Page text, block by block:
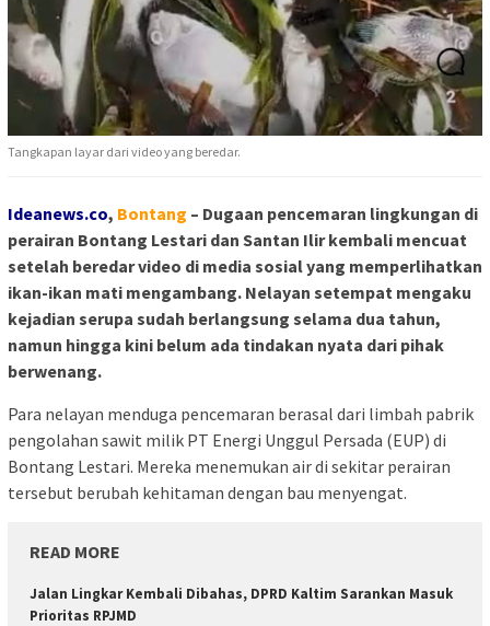
Tangkapan layar dari video yang beredar.
Ideanews.co, Bontang – Dugaan pencemaran lingkungan di
perairan Bontang Lestari dan Santan Ilir kembali mencuat
setelah beredar video di media sosial yang memperlihatkan
ikan-ikan mati mengambang. Nelayan setempat mengaku
kejadian serupa sudah berlangsung selama dua tahun,
namun hingga kini belum ada tindakan nyata dari pihak
berwenang.
Para nelayan menduga pencemaran berasal dari limbah pabrik
pengolahan sawit milik PT Energi Unggul Persada (EUP) di
Bontang Lestari. Mereka menemukan air di sekitar perairan
tersebut berubah kehitaman dengan bau menyengat.
READ MORE
Jalan Lingkar Kembali Dibahas, DPRD Kaltim Sarankan Masuk
Prioritas RPJMD